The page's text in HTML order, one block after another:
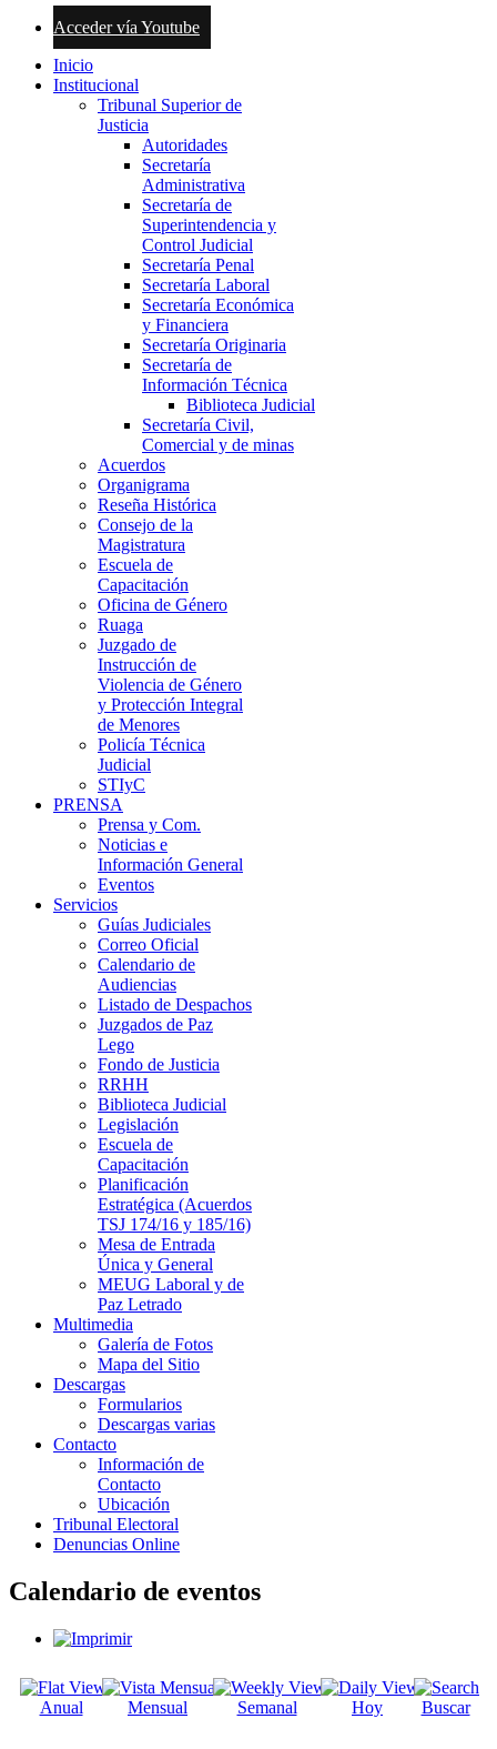
Acceder vía Youtube
Inicio
Institucional
Tribunal Superior de
Justicia
Autoridades
Secretaría
Administrativa
Secretaría de
Superintendencia y
Control Judicial
Secretaría Penal
Secretaría Laboral
Secretaría Económica
y Financiera
Secretaría Originaria
Secretaría de
Información Técnica
Biblioteca Judicial
Secretaría Civil,
Comercial y de minas
Acuerdos
Organigrama
Reseña Histórica
Consejo de la
Magistratura
Escuela de
Capacitación
Oficina de Género
Ruaga
Juzgado de
Instrucción de
Violencia de Género
y Protección Integral
de Menores
Policía Técnica
Judicial
STIyC
PRENSA
Prensa y Com.
Noticias e
Información General
Eventos
Servicios
Guías Judiciales
Correo Oficial
Calendario de
Audiencias
Listado de Despachos
Juzgados de Paz
Lego
Fondo de Justicia
RRHH
Biblioteca Judicial
Legislación
Escuela de
Capacitación
Planificación
Estratégica (Acuerdos
TSJ 174/16 y 185/16)
Mesa de Entrada
Única y General
MEUG Laboral y de
Paz Letrado
Multimedia
Galería de Fotos
Mapa del Sitio
Descargas
Formularios
Descargas varias
Contacto
Información de
Contacto
Ubicación
Tribunal Electoral
Denuncias Online
Calendario de eventos
Anual Mensual Semanal Hoy Buscar